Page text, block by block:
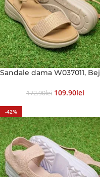
Sandale dama W037011, Bej
172.90Lei 109.90Lei
-42%